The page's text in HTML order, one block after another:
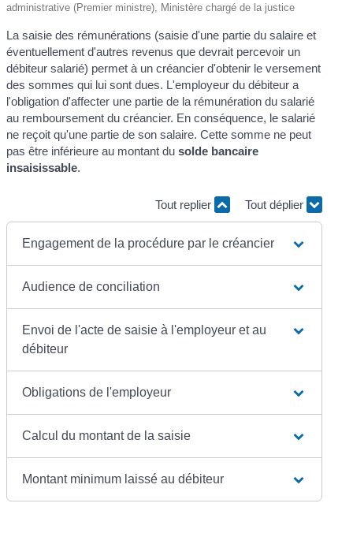
administrative (Premier ministre), Ministère chargé de la justice
La saisie des rémunérations (saisie d'une partie du salaire et
éventuellement d'autres revenus que devrait percevoir un
débiteur salarié) permet à un créancier d'obtenir le versement
des sommes qui lui sont dues. L'employeur du débiteur a
l'obligation d'affecter une partie de la rémunération du salarié
au remboursement du créancier. En conséquence, le salarié
ne reçoit qu'une partie de son salaire. Cette somme ne peut
pas être inférieure au montant dusolde bancaire
insaisissable.
Tout replier Tout déplier
Engagement de la procédure par le créancier
Audience de conciliation
Envoi de l'acte de saisie à l'employeur et au
débiteur
Obligations de l'employeur
Calcul du montant de la saisie
Montant minimum laissé au débiteur